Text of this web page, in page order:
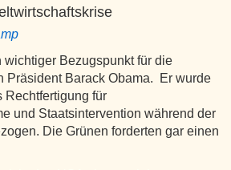
wichtiger Bezugspunkt für die
Präsident Barack Obama. Er wurde
Rechtfertigung für
und Staatsintervention während der
Die Grünen forderten gar einen